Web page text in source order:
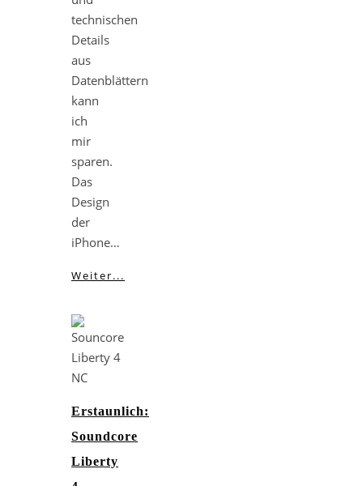
technischen
Details
aus
Datenblättern
kann
ich
mir
sparen.
Das
Design
der
iPhone…
Weiter...
Erstaunlich:
Soundcore
Liberty